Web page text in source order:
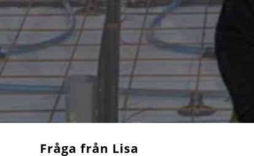
Fråga från Lisa